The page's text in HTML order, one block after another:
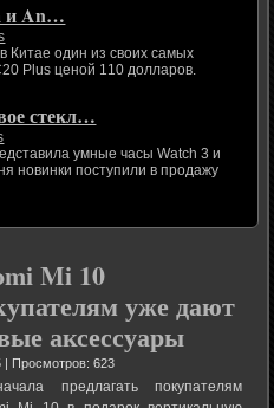
и An…
Китае один из своих самых
Plus ценой 110 долларов.
стекл…
умные часы Watch 3 и
новинки поступили в продажу
Mi 10
уже дают
аксессуары
| Просмотров: 623
предлагать покупателям